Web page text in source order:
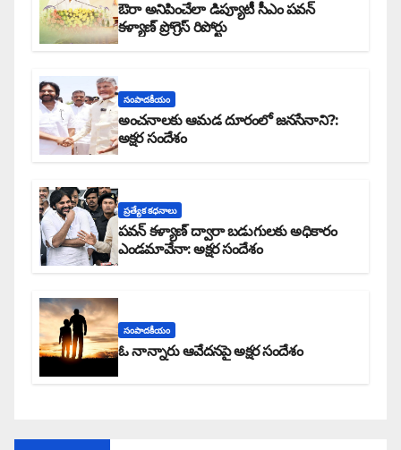
ఔరా అనిపించేలా డిప్యూటీ సీఎం పవన్
కళ్యాణ్ ప్రోగ్రెస్ రిపోర్టు
సంపాదకీయం
అంచనాలకు ఆమడ దూరంలో జనసేనాని?:
అక్షర సందేశం
ప్రత్యేక కధనాలు
పవన్ కళ్యాణ్ ద్వారా బడుగులకు అధికారం
ఎండమావేనా: అక్షర సందేశం
సంపాదకీయం
ఓ నాన్నారు ఆవేదనపై అక్షర సందేశం